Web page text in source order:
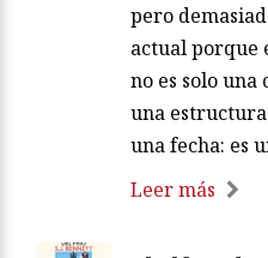
pero
actual porque
no es solo una
una
una fecha: es
Leer más